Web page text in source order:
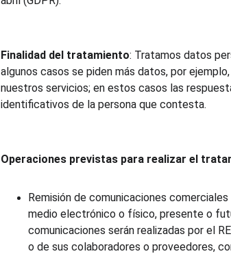
Finalidad del tratamiento: Tratamos datos
algunos casos se piden más datos, por
nuestros servicios; en estos casos las
identificativos de la persona que contesta.
Operaciones previstas para realizar el
Remisión de comunicaciones
medio electrónico o físico, presente o
comunicaciones serán realizadas por el
o de sus colaboradores o proveedores,